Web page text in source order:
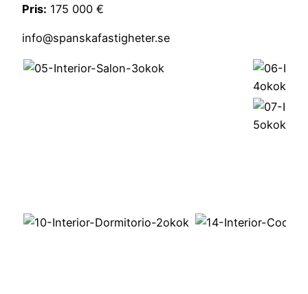
Pris: 175 000 €
info@spanskafastigheter.se